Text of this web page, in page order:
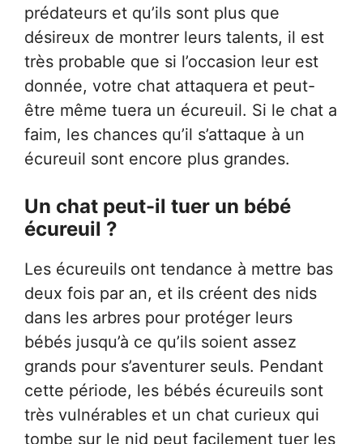
prédateurs et qu’ils sont plus que
désireux de montrer leurs talents, il est
très probable que si l’occasion leur est
donnée, votre chat attaquera et peut-
être même tuera un écureuil. Si le chat a
faim, les chances qu’il s’attaque à un
écureuil sont encore plus grandes.
Un chat peut-il tuer un bébé
écureuil ?
Les écureuils ont tendance à mettre bas
deux fois par an, et ils créent des nids
dans les arbres pour protéger leurs
bébés jusqu’à ce qu’ils soient assez
grands pour s’aventurer seuls. Pendant
cette période, les bébés écureuils sont
très vulnérables et un chat curieux qui
tombe sur le nid peut facilement tuer les